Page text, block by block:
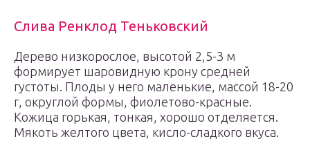
Слива Ренклод Теньковский
Дерево низкорослое, высотой 2,5-3 м
формирует шаровидную крону средней
густоты. Плоды у него маленькие, массой 18-20
г, округлой формы, фиолетово-красные.
Кожица горькая, тонкая, хорошо отделяется.
Мякоть желтого цвета, кисло-сладкого вкуса.